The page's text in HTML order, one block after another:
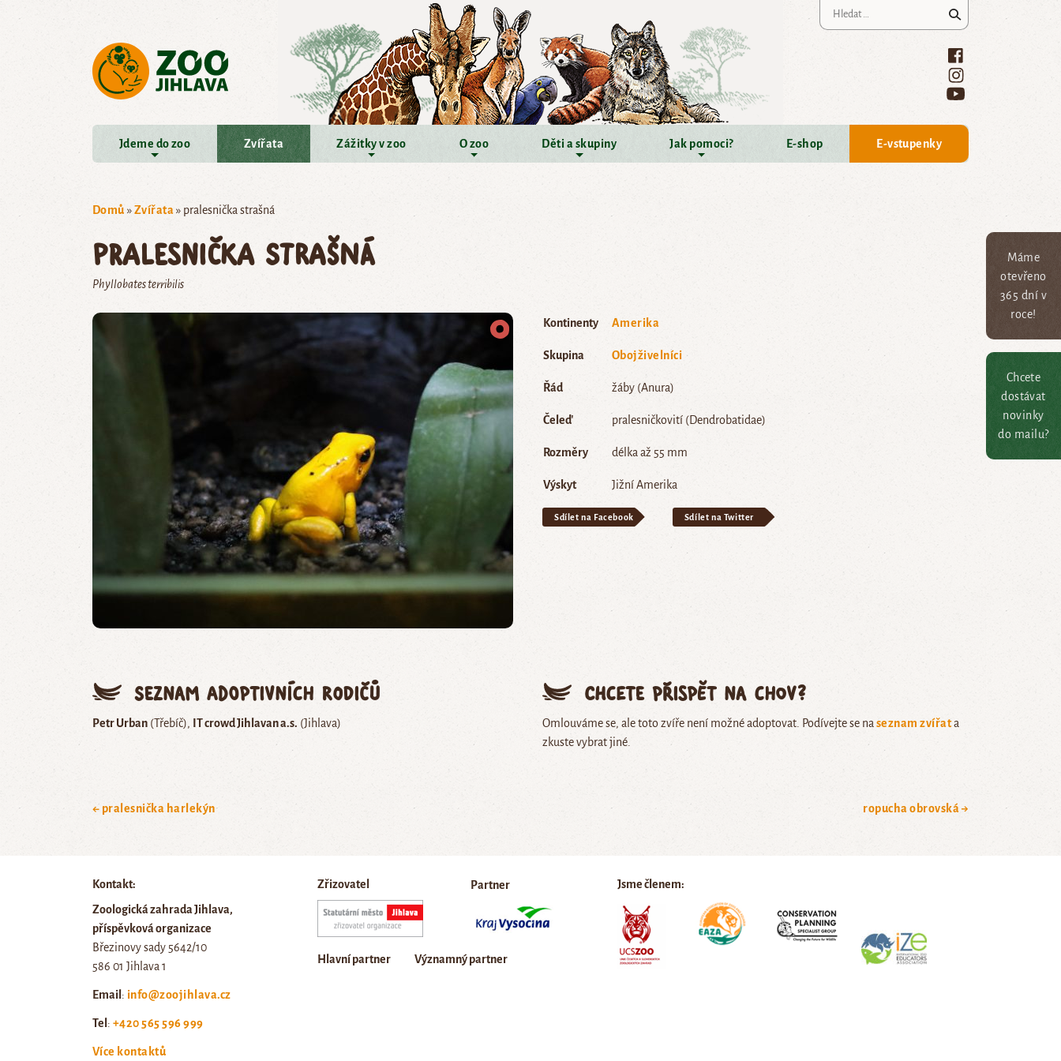
Máme
otevřeno
365 dní v
roce!
Chcete
dostávat
novinky
do mailu?
Jdeme do zoo Zvířata Zážitky v zoo O zoo Děti a skupiny Jak pomoci? E-shop E-vstupenky
Domů »Zvířata» pralesnička strašná
pralesnička strašná
Phyllobates terribilis
Kontinenty Amerika
Skupina Obojživelníci
Řád žáby (Anura)
Čeleď pralesničkovití (Dendrobatidae)
Rozměry délka až 55 mm
Výskyt Jižní Amerika
Sdílet na Facebook Sdílet na Twitter
Seznam adoptivních rodičů
Petr Urban (Třebíč) IT crowd Jihlavan a.s. (Jihlava)
Chcete přispět na chov?
Omlouváme se, ale toto zvíře není možné adoptovat. Podívejte se na seznam zvířata
zkuste vybrat jiné.
← pralesnička harlekýn ropucha obrovská →
Kontakt:
Zoologická zahrada Jihlava,
příspěvková organizace
Březinovy sady 5642/10
586 01 Jihlava 1
Email : info@zoojihlava.cz
Tel : +420 565 596 999
Více kontaktů
Zřizovatel Partner
Hlavní partner Významný partner
Jsme členem: